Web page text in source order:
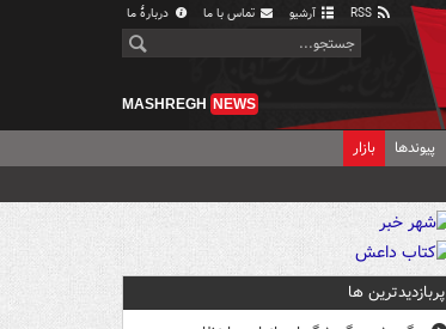
آرشیو تماس با ما دربارهٔ ما
MASHREGH NEWS
پیوندها بازار
پربازدیدترین ها